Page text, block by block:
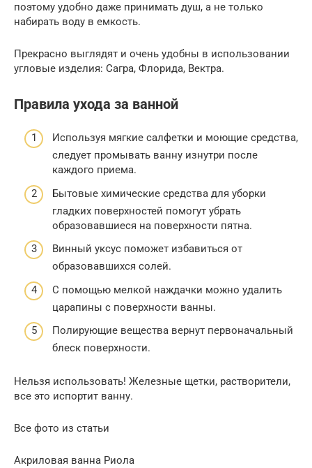
поэтому удобно даже принимать душ, а не только
набирать воду в емкость.
Прекрасно выглядят и очень удобны в использовании
угловые изделия: Сагра, Флорида, Вектра.
Правила ухода за ванной
Используя мягкие салфетки и моющие средства,
следует промывать ванну изнутри после
каждого приема.
Бытовые химические средства для уборки
гладких поверхностей помогут убрать
образовавшиеся на поверхности пятна.
Винный уксус поможет избавиться от
образовавшихся солей.
С помощью мелкой наждачки можно удалить
царапины с поверхности ванны.
Полирующие вещества вернут первоначальный
блеск поверхности.
Нельзя использовать! Железные щетки, растворители,
все это испортит ванну.
Все фото из статьи
Акриловая ванна Риола